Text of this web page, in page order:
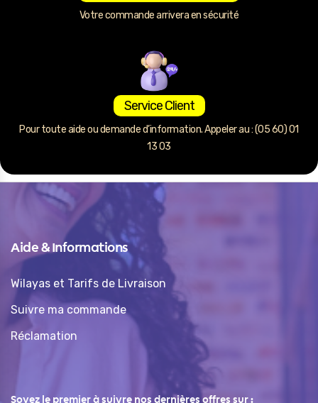
Votre commande arrivera en sécurité
Service Client
Pour toute aide ou demande d’information. Appeler au : (05 60) 01
13 03
Aide & Informations
Wilayas et Tarifs de Livraison
Suivre ma commande
Réclamation
Soyez le premier à suivre nos dernières offres sur :